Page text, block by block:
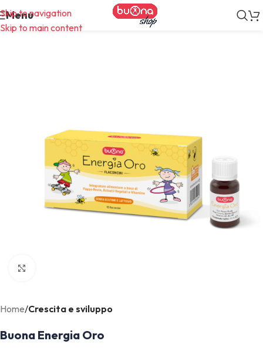
Skip to navigation
Skip to main content
Menu
Home Crescita e sviluppo
Buona Energia Oro